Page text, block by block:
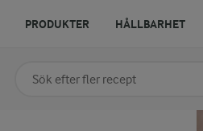
Sök på kategori eller ingrediens
PRODUKTER HÅLLBARHET